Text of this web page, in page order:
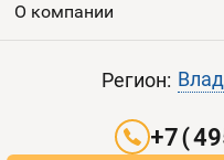
Выгодные тарифы
О компании
Оплата и доставка
Регион: